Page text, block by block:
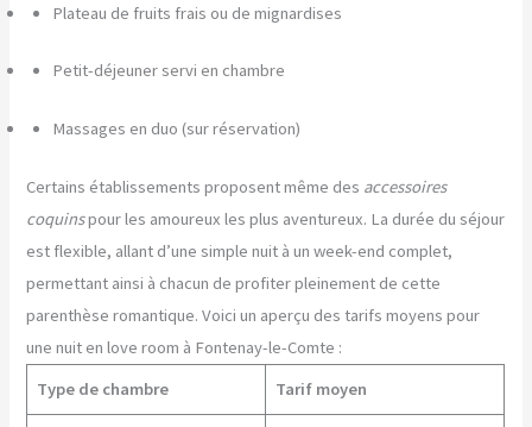
Plateau de fruits frais ou de mignardises
Petit-déjeuner servi en chambre
Massages en duo (sur réservation)
Certains établissements proposent même des accessoires
coquinspour les amoureux les plus aventureux. La durée du séjour
est flexible, allant d’une simple nuit à un week-end complet,
permettant ainsi à chacun de profiter pleinement de cette
parenthèse romantique. Voici un aperçu des tarifs moyens pour
une nuit en love room à Fontenay-le-Comte :
Type de chambre
Tarif moyen